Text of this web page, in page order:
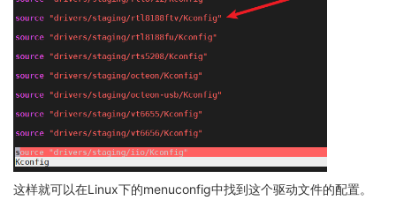
这样就可以在Linux下的menuconfig中找到这个驱动文件的配置。